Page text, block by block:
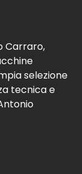
Carraro,
selezione
tecnica e